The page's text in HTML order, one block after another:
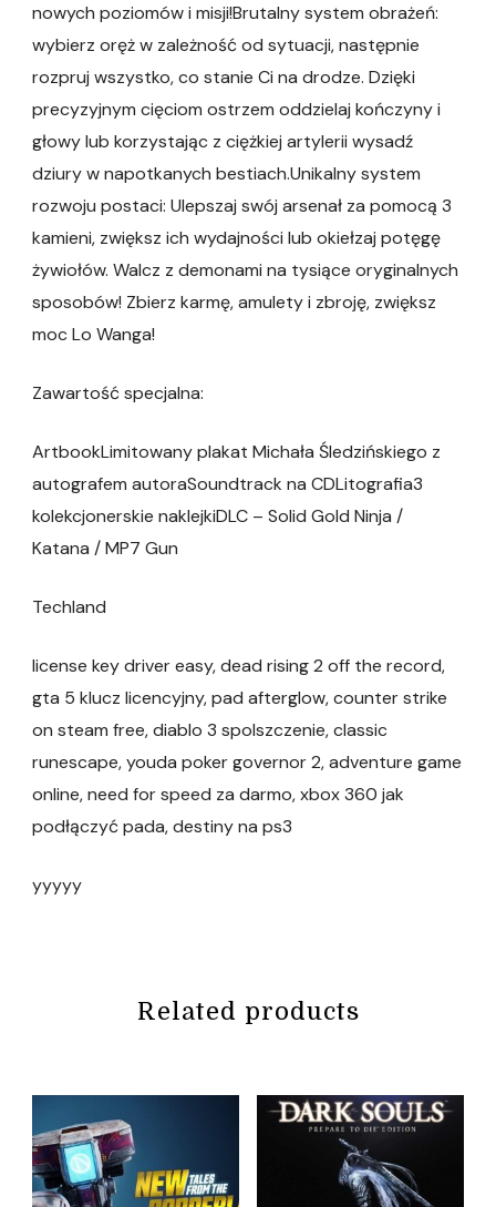
nowych poziomów i misji!Brutalny system obrażeń:
wybierz oręż w zależność od sytuacji, następnie
rozpruj wszystko, co stanie Ci na drodze. Dzięki
precyzyjnym cięciom ostrzem oddzielaj kończyny i
głowy lub korzystając z ciężkiej artylerii wysadź
dziury w napotkanych bestiach.Unikalny system
rozwoju postaci: Ulepszaj swój arsenał za pomocą 3
kamieni, zwiększ ich wydajności lub okiełzaj potęgę
żywiołów. Walcz z demonami na tysiące oryginalnych
sposobów! Zbierz karmę, amulety i zbroję, zwiększ
moc Lo Wanga!
Zawartość specjalna:
ArtbookLimitowany plakat Michała Śledzińskiego z
autografem autoraSoundtrack na CDLitografia3
kolekcjonerskie naklejkiDLC – Solid Gold Ninja /
Katana / MP7 Gun
Techland
license key driver easy, dead rising 2 off the record,
gta 5 klucz licencyjny, pad afterglow, counter strike
on steam free, diablo 3 spolszczenie, classic
runescape, youda poker governor 2, adventure game
online, need for speed za darmo, xbox 360 jak
podłączyć pada, destiny na ps3
yyyyy
Related products